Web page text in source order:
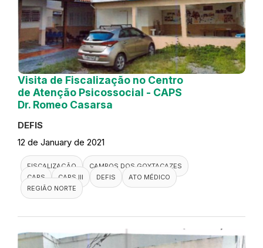
Visita de Fiscalização no Centro
de Atenção Psicossocial - CAPS
Dr. Romeo Casarsa
DEFIS
12 de January de 2021
FISCALIZAÇÃO
CAMPOS DOS GOYTACAZES
CAPS
CAPS III DEFIS
ATO MÉDICO
REGIÃO NORTE